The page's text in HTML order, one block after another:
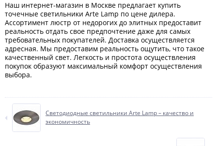
Наш интернет-магазин в Москве предлагает купить
точечные светильники Arte Lamp по цене дилера.
Ассортимент люстр от недорогих до элитных предоставит
реальность отдать свое предпочтение даже для самых
требовательных покупателей. Доставка осуществляется
адресная. Мы предоставим реальность ощутить, что такое
качественный свет. Легкость и простота осуществления
покупок образуют максимальный комфорт осуществления
выбора.
Светодиодные светильники Arte Lamp – качество и
экономичность